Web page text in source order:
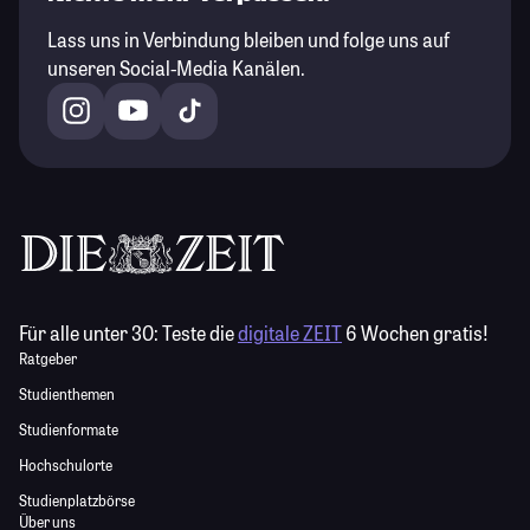
Lass uns in Verbindung bleiben und folge uns auf
unseren Social-Media Kanälen.
Für alle unter 30:Teste diedigitale ZEIT6 Wochen gratis!
Ratgeber
Studienthemen
Studienformate
Hochschulorte
Studienplatzbörse
Über uns